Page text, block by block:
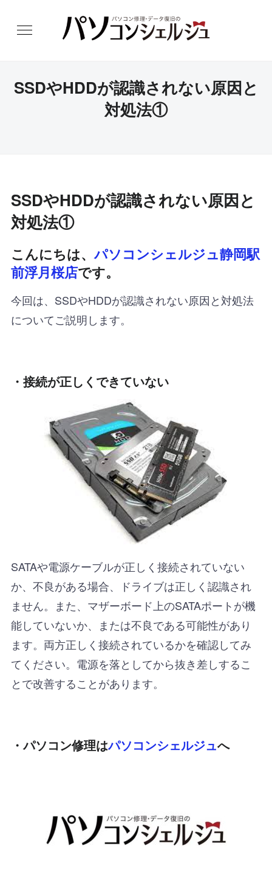
SSDやHDDが認識されない原因と
対処法①
SSDやHDDが認識されない原因と
対処法①
こんにちは、パソコンシェルジュ静岡駅
前浮月桜店です。
今回は、SSDやHDDが認識されない原因と対処法
についてご説明します。
・接続が正しくできていない
SATAや電源ケーブルが正しく接続されていない
か、不良がある場合、ドライブは正しく認識され
ません。また、マザーボード上のSATAポートが機
能していないか、または不良である可能性があり
ます。両方正しく接続されているかを確認してみ
てください。電源を落としてから抜き差しするこ
とで改善することがあります。
・パソコン修理はパソコンシェルジュへ